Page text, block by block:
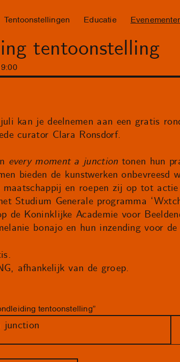
Tentoonstellingen Educatie
tentoonstelling
:00
kan je deelnemen aan een gratis
curator Clara Ronsdorf.
every moment a junction tonen hun
bieden de kunstwerken onbevreesd
maatschappij en roepen zij op tot
Studium Generale programma
de Koninklijke Academie voor
bonajo en hun inzending voor
afhankelijk van de groep.
tentoonstelling”
junction